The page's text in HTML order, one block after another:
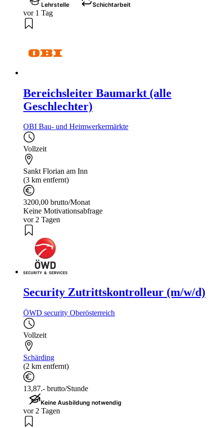
Lehrstelle Schichtarbeit
vor 1 Tag
Bereichsleiter Baumarkt (alle
Geschlechter)
OBI Bau- und Heimwerkermärkte
Vollzeit
Sankt Florian am Inn
(3 km entfernt)
3200,00 brutto/Monat
Keine Motivationsabfrage
vor 2 Tagen
Security Zutrittskontrolleur (m/w/d)
ÖWD security Oberösterreich
Vollzeit
Schärding
(2 km entfernt)
13,87.- brutto/Stunde
Keine Ausbildung notwendig
vor 2 Tagen